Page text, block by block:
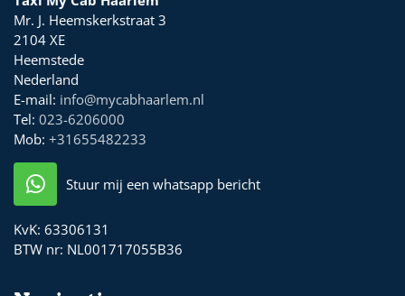
Mr. J. Heemskerkstraat 3
2104 XE
Heemstede
Nederland
E-mail: info@mycabhaarlem.nl
Tel: 023-6206000
Mob: +31655482233
Stuur mij een whatsapp bericht
KvK: 63306131
BTW nr: NL001717055B36